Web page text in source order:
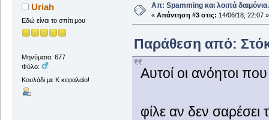
Uriah
Εδώ είναι το σπίτι μου
Μηνύματα: 677
Φύλο:
Κουλάδι με Κ κεφαλαίο!
Απ: Spamming και λοιπά
« Απάντηση #3 στις: 14/06/18, 22:07 »
Παράθεση από:
Αυτοί οι ανόητοι
φίλε αν δεν